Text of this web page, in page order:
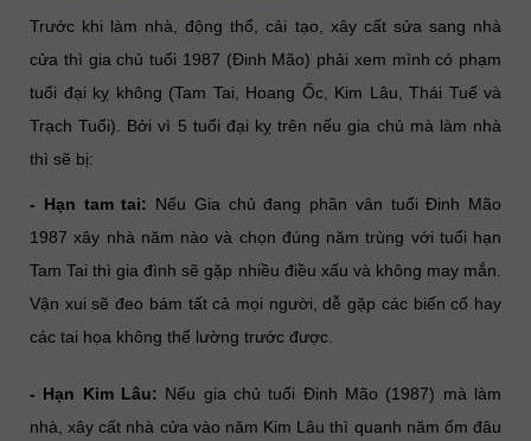
Trước khi làm nhà, động thổ, cải tạo, xây cất sửa sang nhà
cửa thì gia chủ tuổi 1987 (Đinh Mão) phải xem mình có phạm
tuổi đại kỵ không (Tam Tai, Hoang Ốc, Kim Lâu, Thái Tuế và
Trạch Tuổi). Bởi vì 5 tuổi đại kỵ trên nếu gia chủ mà làm nhà
thì sẽ bị:
- Hạn tam tai: Nếu Gia chủ đang phân vân tuổi Đinh Mão
1987 xây nhà năm nào và chọn đúng năm trùng với tuổi hạn
Tam Tai thì gia đình sẽ gặp nhiều điều xấu và không may mắn.
Vận xui sẽ đeo bám tất cả mọi người, dễ gặp các biến cố hay
các tai họa không thể lường trước được.
- Hạn Kim Lâu: Nếu gia chủ tuổi Đinh Mão (1987) mà làm
nhà, xây cất nhà cửa vào năm Kim Lâu thì quanh năm ốm đâu